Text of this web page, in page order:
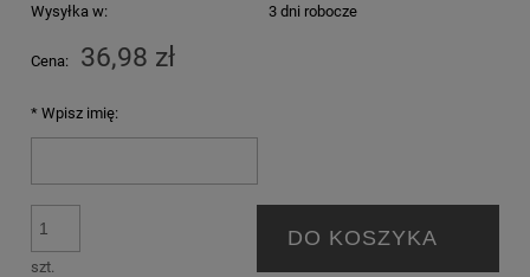
Wysyłka w: 3 dni robocze
Cena: 36,98 zł
* Wpisz imię:
szt.
DO KOSZYKA